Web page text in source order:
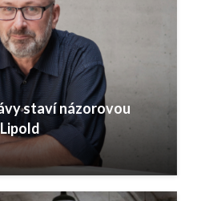
staví názorovou